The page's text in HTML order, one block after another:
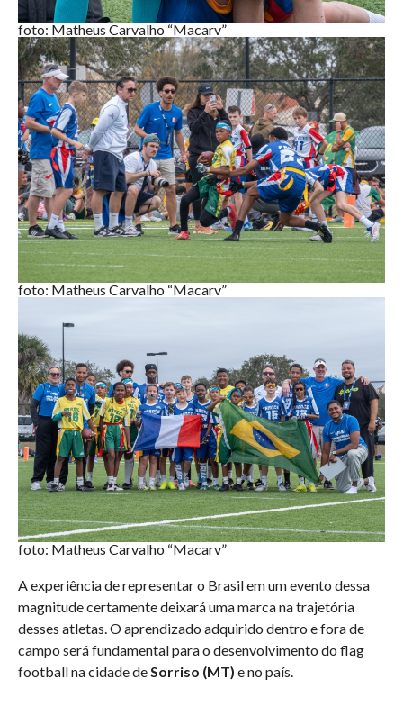
foto: Matheus Carvalho “Macarv”
foto: Matheus Carvalho “Macarv”
foto: Matheus Carvalho “Macarv”
A experiência de representar o Brasil em um evento dessa
magnitude certamente deixará uma marca na trajetória
desses atletas. O aprendizado adquirido dentro e fora de
campo será fundamental para o desenvolvimento do flag
football na cidade deSorriso (MT) e no país.